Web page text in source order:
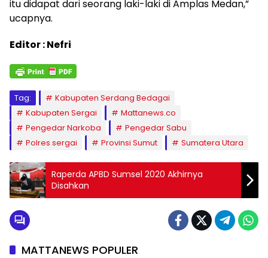
itu didapat dari seorang laki-laki di Amplas Medan,”
ucapnya.
Editor : Nefri
Tag:
Kabupaten Serdang Bedagai
Kabupaten Sergai
Mattanews.co
Pengedar Narkoba
Pengedar Sabu
Polres sergai
Provinsi Sumut Sumatera Utara
Raperda APBD Sumsel 2020 Akhirnya
Disahkan
MATTANEWS POPULER